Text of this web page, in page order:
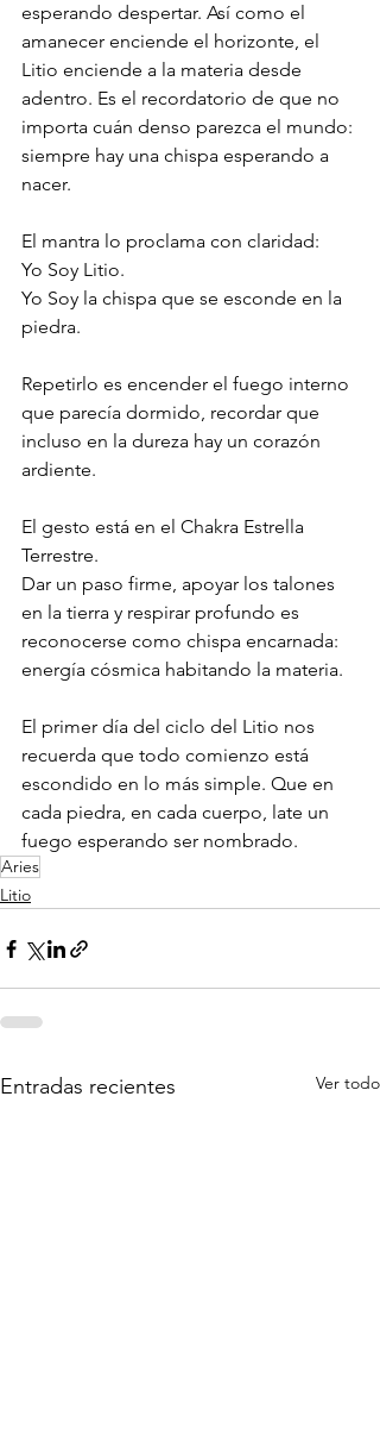
esperando despertar. Así como el
amanecer enciende el horizonte, el
Litio enciende a la materia desde
adentro. Es el recordatorio de que no
importa cuán denso parezca el mundo:
siempre hay una chispa esperando a
nacer.
El mantra lo proclama con claridad:
Yo Soy Litio.
Yo Soy la chispa que se esconde en la
piedra.
Repetirlo es encender el fuego interno
que parecía dormido, recordar que
incluso en la dureza hay un corazón
ardiente.
El gesto está en el Chakra Estrella
Terrestre.
Dar un paso firme, apoyar los talones
en la tierra y respirar profundo es
reconocerse como chispa encarnada:
energía cósmica habitando la materia.
El primer día del ciclo del Litio nos
recuerda que todo comienzo está
escondido en lo más simple. Que en
cada piedra, en cada cuerpo, late un
fuego esperando ser nombrado.
Aries
Litio
Entradas recientes Ver todo